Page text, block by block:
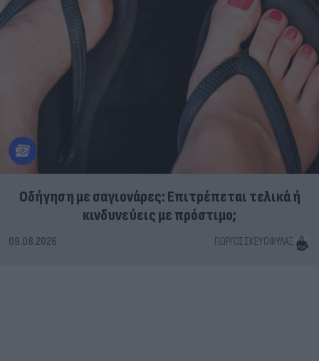
Οδήγηση με σαγιονάρες: Επιτρέπεται τελικά ή
κινδυνεύεις με πρόστιμο;
09.08.2026 ΓΙΏΡΓΟΣ ΣΚΕΥΟΦΎΛΑΞ